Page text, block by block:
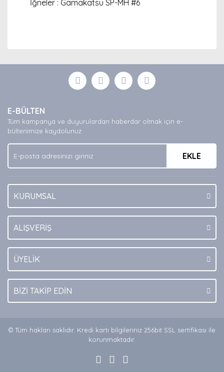
İğneler : Gamakatsu SP-MH #6
Yorum Yaz
formunu kullanarak tarafımıza iletebilirsiniz.
Görüş ve önerileriniz için teşekkür ederiz.
Ürün açıklamasında eksik bilgiler bulunuyor.
Ürün bilgilerinde hatalar bulunuyor.
Ürün fiyatı diğer sitelerden daha pahalı.
Bu ürüne benzer farklı alternatifler olmalı.
E-BÜLTEN
Tüm kampanya ve duyurulardan haberdar olmak için e-
bültenimize kaydolunuz.
EKLE
KURUMSAL
ALIŞVERİŞ
ÜYELİK
BİZİ TAKİP EDİN
© Tüm hakları saklıdır. Kredi kartı bilgileriniz 256bit SSL sertifikası ile
korunmaktadır.